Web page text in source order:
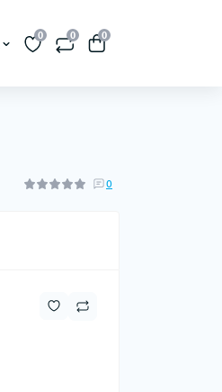
0 0 0
0